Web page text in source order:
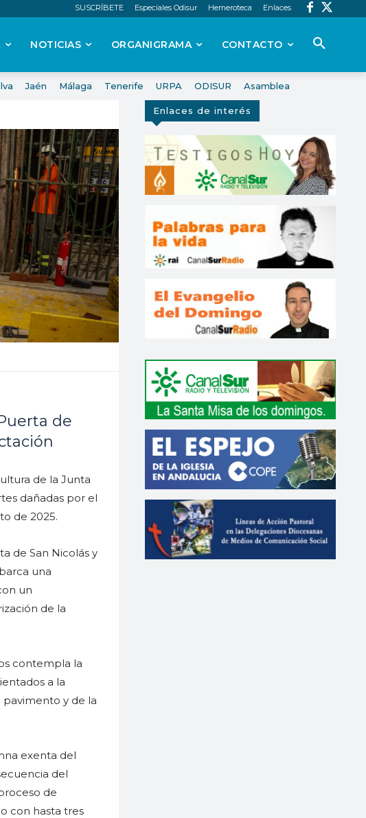
SUSCRÍBETE Especiales Odisur Hemeroteca Enlaces
NOTICIAS ORGANIGRAMA CONTACTO
Jaén Málaga Tenerife URPA ODISUR Asamblea
de
de la Junta
dañadas por el
de 2025.
de San Nicolás y
una
un
de la
contempla la
a la
pavimento y de la
exenta del
del
de
con hasta tres
Enlaces de interés